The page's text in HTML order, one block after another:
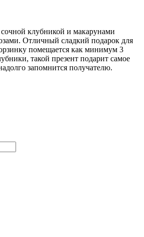
клубникой и макарунами
Отличный сладкий подарок для
помещается как минимум 3
такой презент подарит самое
запомнится получателю.